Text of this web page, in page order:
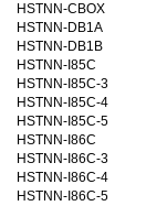
HSTNN-CBOX
HSTNN-DB1A
HSTNN-DB1B
HSTNN-I85C
HSTNN-I85C-3
HSTNN-I85C-4
HSTNN-I85C-5
HSTNN-I86C
HSTNN-I86C-3
HSTNN-I86C-4
HSTNN-I86C-5